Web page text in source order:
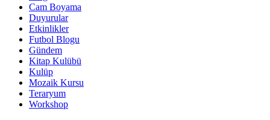
Cam Boyama
Duyurular
Etkinlikler
Futbol Blogu
Gündem
Kitap Kulübü
Kulüp
Mozaik Kursu
Teraryum
Workshop